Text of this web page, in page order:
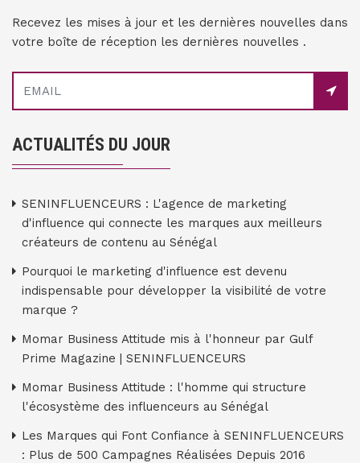
Recevez les mises à jour et les dernières nouvelles dans
votre boîte de réception les dernières nouvelles .
ACTUALITÉS DU JOUR
SENINFLUENCEURS : L'agence de marketing
d'influence qui connecte les marques aux meilleurs
créateurs de contenu au Sénégal
Pourquoi le marketing d'influence est devenu
indispensable pour développer la visibilité de votre
marque ?
Momar Business Attitude mis à l'honneur par Gulf
Prime Magazine | SENINFLUENCEURS
Momar Business Attitude : l'homme qui structure
l'écosystème des influenceurs au Sénégal
Les Marques qui Font Confiance à SENINFLUENCEURS
: Plus de 500 Campagnes Réalisées Depuis 2016